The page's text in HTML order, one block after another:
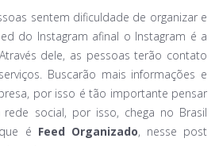
sentem dificuldade de organizar e
do Instagram afinal o Instagram é a
dele, as pessoas terão contato
Buscarão mais informações e
por isso é tão importante pensar
social, por isso, chega no Brasil
é Feed Organizado, nesse post